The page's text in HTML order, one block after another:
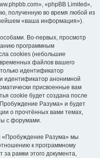
«phpBB Limited»,
полученную во время любой из
«ваша информация»).
Во-первых, просмотр
программным
cookies (небольшие
файлов вашего
идентификатор
идентификатор анонимной
присвоенные вам
cookie будет создана после
Разума» и будет
о прочтённых вами темах,
с форумами.
«Пробуждение Разума» мы
к программному
рамки этого документа,